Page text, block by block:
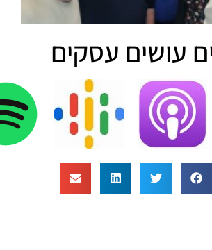
עושים עסקים